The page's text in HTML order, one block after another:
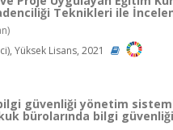
Teknikleri ile
Yüksek Lisans, 2021
bilgi güvenliği yönetim
bürolarında bilgi